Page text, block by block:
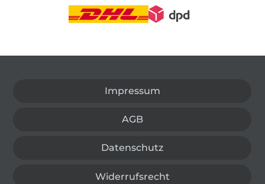
Impressum
AGB
Datenschutz
Widerrufsrecht